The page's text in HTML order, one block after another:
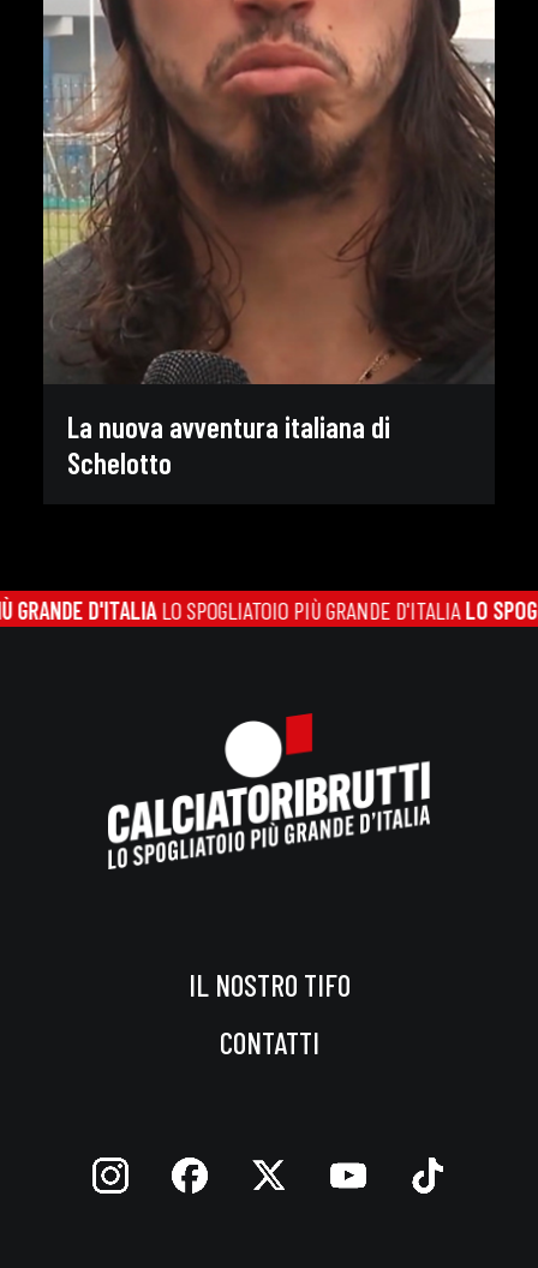
La nuova avventura italiana di
Schelotto
D'ITALIALO SPOGLIATOIO PIÙ GRANDE D'ITALIALO
IL NOSTRO TIFO
CONTATTI